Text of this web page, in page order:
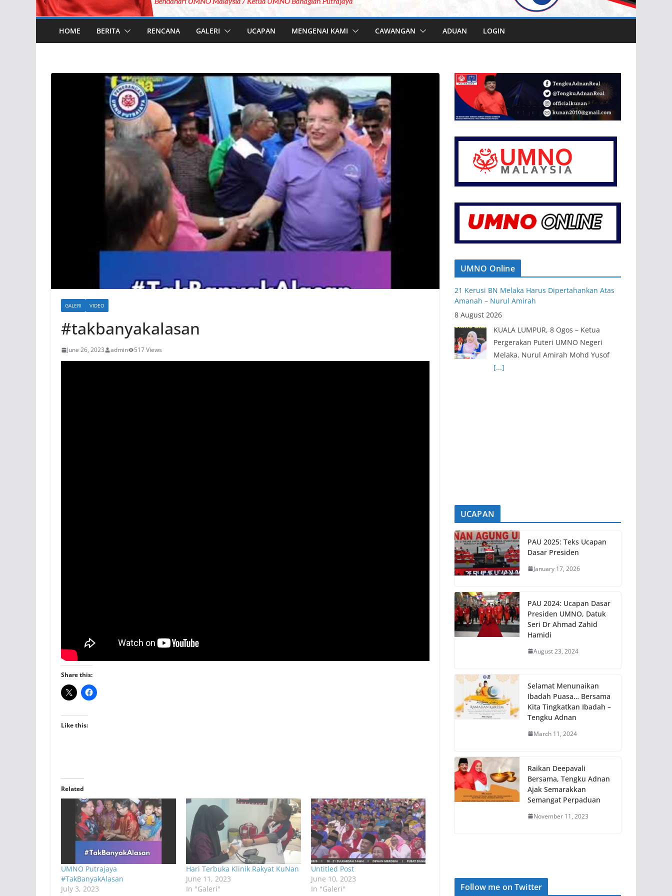
HOME BERITA RENCANA GALERI UCAPAN MENGENAI KAMI CAWANGAN ADUAN LOGIN
GALERI VIDEO
#takbanyakalasan
June 26, 2023 admin 517 Views
Share this:
Like this:
Related
UMNO Putrajaya
#TakBanyakAlasan
July 3, 2023
Hari Terbuka Klinik Rakyat KuNan
June 11, 2023
In "Galeri"
Untitled Post
June 10, 2023
In "Galeri"
UMNO Online
21 Kerusi BN Melaka Harus Dipertahankan Atas
Amanah – Nurul Amirah
8 August 2026
KUALA LUMPUR, 8 Ogos – Ketua
Pergerakan Puteri UMNO Negeri
Melaka, Nurul Amirah Mohd Yusof
[...]
UCAPAN
PAU 2025: Teks Ucapan
Dasar Presiden
January 17, 2026
PAU 2024: Ucapan Dasar
Presiden UMNO, Datuk
Seri Dr Ahmad Zahid
Hamidi
August 23, 2024
Selamat Menunaikan
Ibadah Puasa… Bersama
Kita Tingkatkan Ibadah –
Tengku Adnan
March 11, 2024
Raikan Deepavali
Bersama, Tengku Adnan
Ajak Semarakkan
Semangat Perpaduan
November 11, 2023
Follow me on Twitter